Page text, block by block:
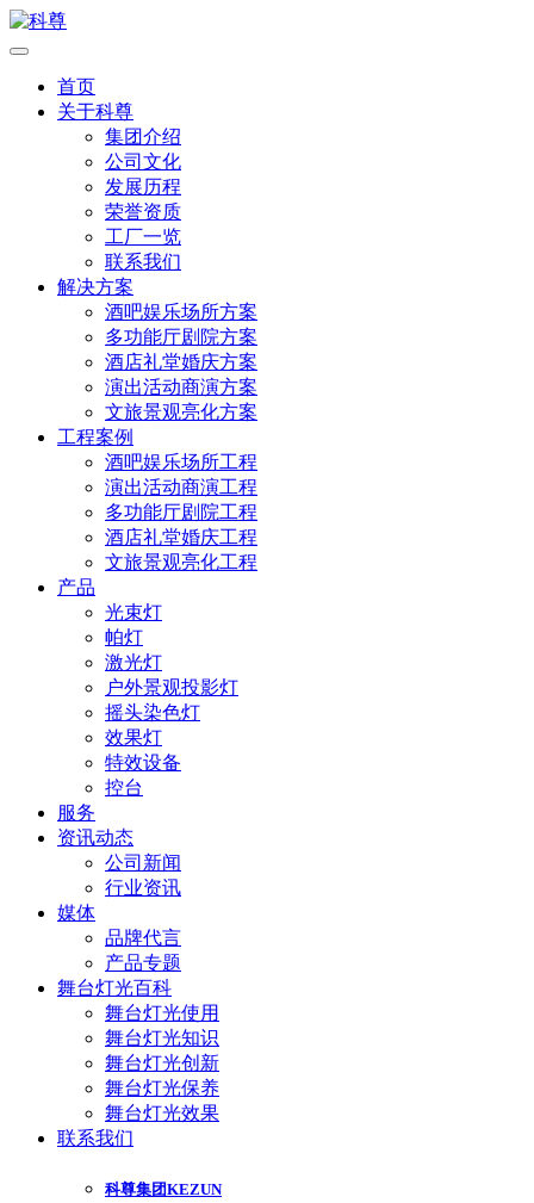
首页
关于科尊
集团介绍
公司文化
发展历程
荣誉资质
工厂一览
联系我们
解决方案
酒吧娱乐场所方案
多功能厅剧院方案
酒店礼堂婚庆方案
演出活动商演方案
文旅景观亮化方案
工程案例
酒吧娱乐场所工程
演出活动商演工程
多功能厅剧院工程
酒店礼堂婚庆工程
文旅景观亮化工程
产品
光束灯
帕灯
激光灯
户外景观投影灯
摇头染色灯
效果灯
特效设备
控台
服务
资讯动态
公司新闻
行业资讯
媒体
品牌代言
产品专题
舞台灯光百科
舞台灯光使用
舞台灯光知识
舞台灯光创新
舞台灯光保养
舞台灯光效果
联系我们
科尊集团KEZUN